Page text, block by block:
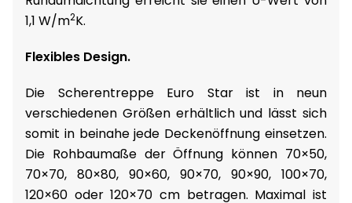
1,1 W/m2K.
Flexibles Design.
Die Scherentreppe Euro Star ist in neun
verschiedenen Größen erhältlich und lässt sich
somit in beinahe jede Deckenöffnung einsetzen.
Die Rohbaumaße der Öffnung können 70×50,
70×70, 80×80, 90×60, 90×70, 90×90, 100×70,
120×60 oder 120×70 cm betragen. Maximal ist